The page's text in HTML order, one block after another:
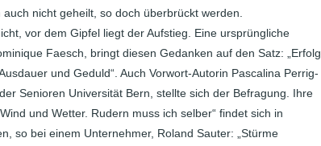
nicht geheilt, so doch überbrückt werden.
vor dem Gipfel liegt der Aufstieg. Eine ursprüngliche
Faesch, bringt diesen Gedanken auf den Satz: „Erfolg
und Geduld“. Auch Vorwort-Autorin Pascalina Perrig-
Senioren Universität Bern, stellte sich der Befragung. Ihre
und Wetter. Rudern muss ich selber“ findet sich in
so bei einem Unternehmer, Roland Sauter: „Stürme